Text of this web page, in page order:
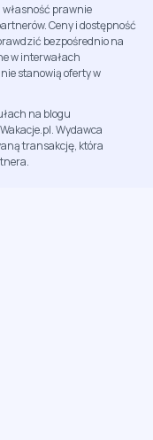
własność prawnie
Ceny i dostępność
bezpośrednio na
w interwałach
stanowią oferty w
na blogu
Wydawca
transakcję, która